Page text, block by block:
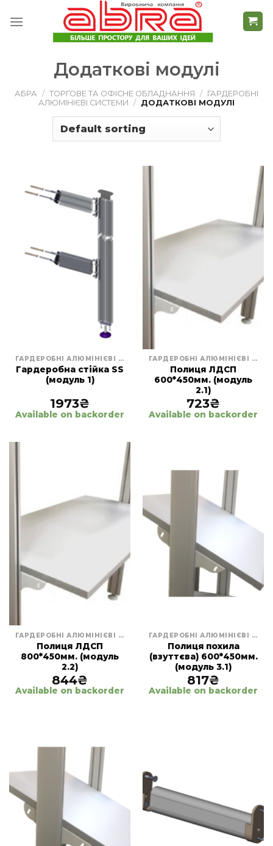
to
Додаткові модулі
АБРА / ТОРГОВЕ ТА ОФІСНЕ ОБЛАДНАННЯ /
ГАРДЕРОБНІ
АЛЮМІНІЄВІ СИСТЕМИ / ДОДАТКОВІ МОДУЛІ
ГАРДЕРОБНІ АЛЮМІНІЄВІ СИСТЕМИ
Гардеробна стійка SS
(модуль 1)
1973₴
Available on backorder
ГАРДЕРОБНІ АЛЮМІНІЄВІ СИСТЕМИ
Полиця ЛДСП
600*450мм. (модуль
2.1)
723₴
Available on backorder
ГАРДЕРОБНІ АЛЮМІНІЄВІ СИСТЕМИ
Полиця ЛДСП
800*450мм. (модуль
2.2)
844₴
Available on backorder
ГАРДЕРОБНІ АЛЮМІНІЄВІ СИСТЕМИ
Полиця похила
(взуттєва) 600*450мм.
(модуль 3.1)
817₴
Available on backorder